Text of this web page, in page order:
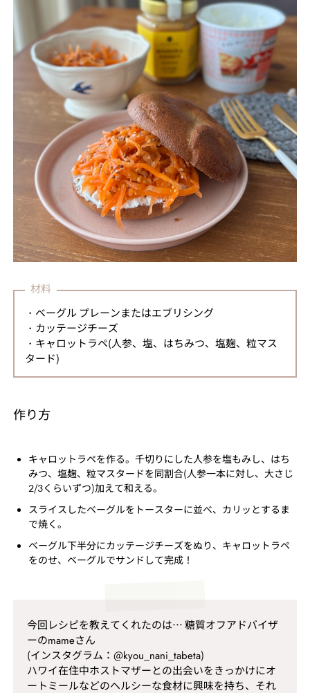
材料
・ベーグル プレーンまたはエブリシング
・カッテージチーズ
・キャロットラペ(人参、塩、はちみつ、塩麹、粒マス
タード)
作り方
キャロットラペを作る。千切りにした人参を塩もみし、はち
みつ、塩麹、粒マスタードを同割合(人参一本に対し、大さじ
2/3くらいずつ)加えて和える。
スライスしたベーグルをトースターに並べ、カリッとするま
で焼く。
ベーグル下半分にカッテージチーズをぬり、キャロットラペ
をのせ、ベーグルでサンドして完成！
今回レシピを教えてくれたのは… 糖質オフアドバイザ
ーのmameさん
(インスタグラム：@kyou_nani_tabeta)
ハワイ在住中ホストマザーとの出会いをきっかけにオ
ートミールなどのヘルシーな食材に興味を持ち、それ